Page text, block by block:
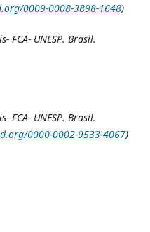
0009-0008-3898-1648)
FCA- UNESP. Brasil.
FCA- UNESP. Brasil.
0000-0002-9533-4067)